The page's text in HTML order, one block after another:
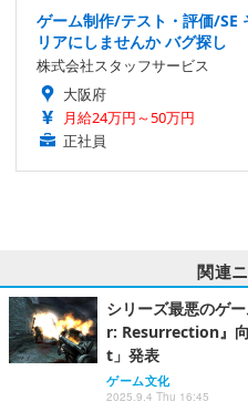
ゲーム制作/テスト・評価/SE
リアにしませんか バグ探し
株式会社スタッフサービス
大阪府
月給24万円～50万円
正社員
関連
シリーズ最悪のゲ
r: Resurrection』
t」発表
ゲーム文化
2025.9.4 Thu 16:45